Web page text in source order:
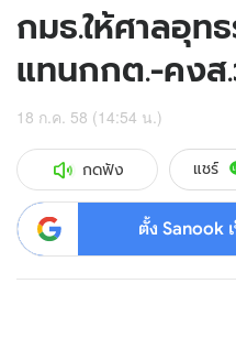
กมธ.ให้ศาลอุ
แทนกกต.-คงส
18 ก.ค. 58 (14:54 น.)
กดฟัง แชร์
ตั้ง Sanook